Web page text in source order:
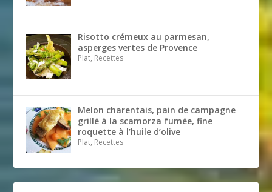
Risotto crémeux au parmesan,
asperges vertes de Provence
Plat, Recettes
Melon charentais, pain de campagne
grillé à la scamorza fumée, fine
roquette à l’huile d’olive
Plat, Recettes